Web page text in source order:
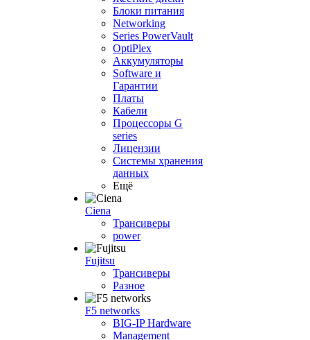
Блоки питания
Networking
Series PowerVault
OptiPlex
Аккумуляторы
Software и
Гарантии
Платы
Кабели
Процессоры G
series
Лицензии
Системы хранения
данных
Ещё
Ciena
Трансиверы
power
Fujitsu
Трансиверы
Разное
F5 networks
BIG-IP Hardware
Management